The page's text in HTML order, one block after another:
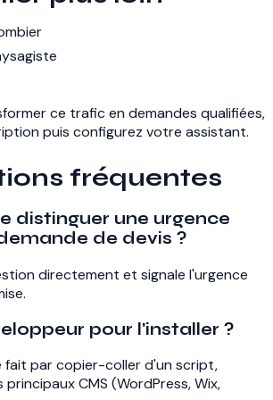
ce trafic en demandes qualifiées,
puis configurez votre assistant.
fréquentes
distinguer une urgence
de devis ?
directement et signale l'urgence
pour l'installer ?
fait par copier-coller d'un script,
CMS (WordPress, Wix,